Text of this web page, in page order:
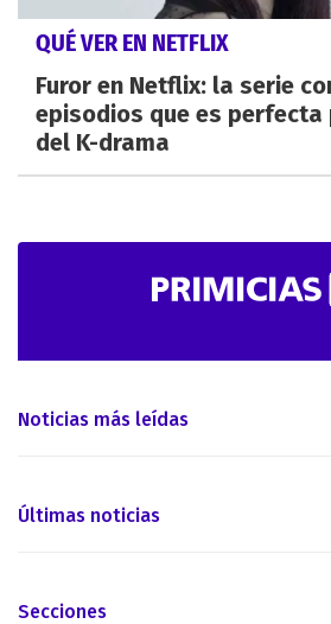
QUÉ VER EN NETFLIX
Furor en Netflix: la serie
episodios que es
del K-drama
Noticias más leídas
Últimas noticias
Secciones